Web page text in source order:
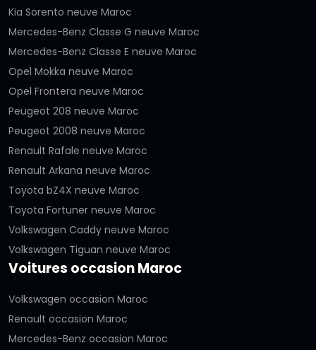
Kia Sorento neuve Maroc
Mercedes-Benz Classe G neuve Maroc
Mercedes-Benz Classe E neuve Maroc
Opel Mokka neuve Maroc
Opel Frontera neuve Maroc
Peugeot 208 neuve Maroc
Peugeot 2008 neuve Maroc
Renault Rafale neuve Maroc
Renault Arkana neuve Maroc
Toyota bZ4X neuve Maroc
Toyota Fortuner neuve Maroc
Volkswagen Caddy neuve Maroc
Volkswagen Tiguan neuve Maroc
Voitures occasion Maroc
Volkswagen occasion Maroc
Renault occasion Maroc
Mercedes-Benz occasion Maroc